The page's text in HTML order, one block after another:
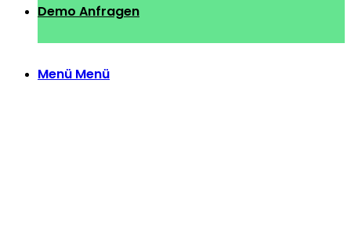
Demo Anfragen
Menü Menü